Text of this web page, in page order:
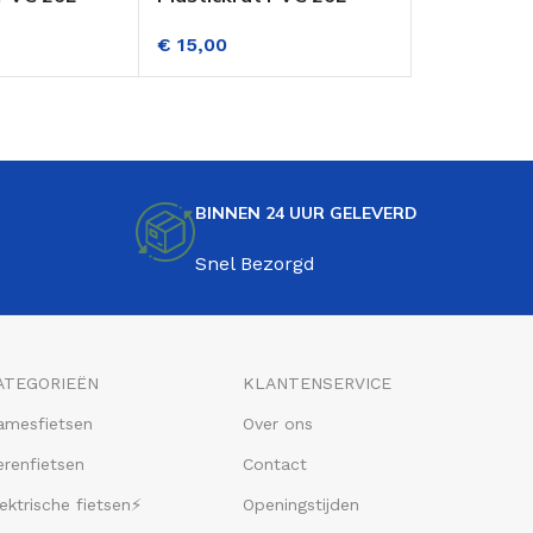
€ 15,00
BINNEN 24 UUR GELEVERD
Snel Bezorgd
fietsen⚡
KLANTENSERVICE
Over ons
Contact
Openingstijden